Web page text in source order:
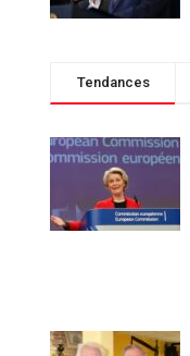
Tendances